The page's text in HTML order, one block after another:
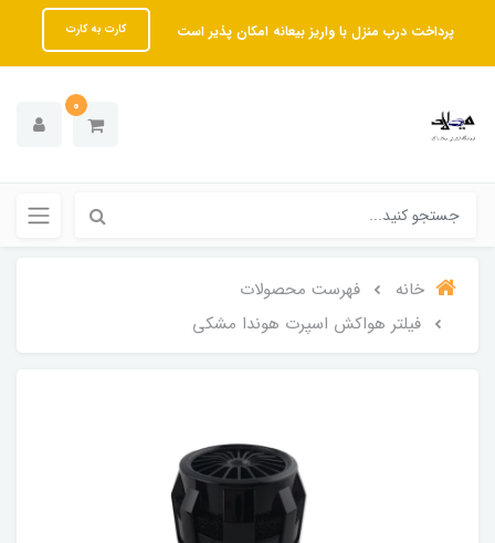
پرداخت درب منزل با واریز بیعانه امکان پذیر است کارت به کارت
0
خانه
فهرست محصولات
فیلتر هواکش اسپرت هوندا مشکی